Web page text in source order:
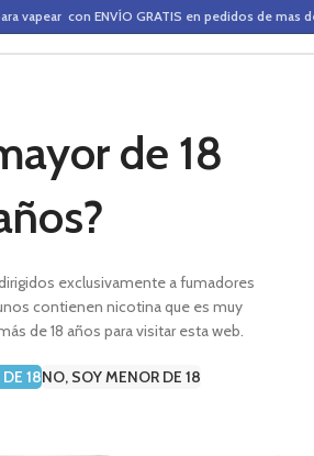
de 18
exclusivamente a fumadores
contienen nicotina que es muy
de 18 años para visitar esta web.
18NO, SOY MENOR DE 18
vapear con ENVÍO GRATIS en pedidos de mas
BASES Y AROMAS (ALQUIMIA)